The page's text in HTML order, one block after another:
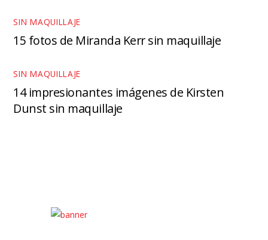
SIN MAQUILLAJE
15 fotos de Miranda Kerr sin maquillaje
SIN MAQUILLAJE
14 impresionantes imágenes de Kirsten
Dunst sin maquillaje